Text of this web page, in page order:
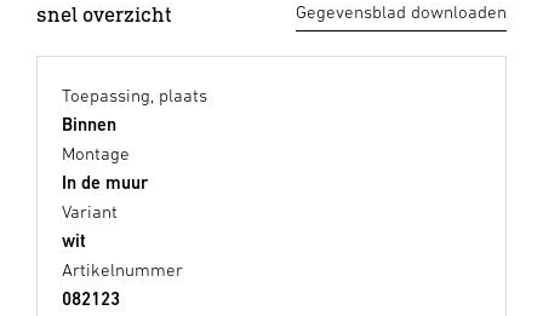
snel overzicht Gegevensblad downloaden
Toepassing, plaats
Binnen
Montage
In de muur
Variant
wit
Artikelnummer
082123